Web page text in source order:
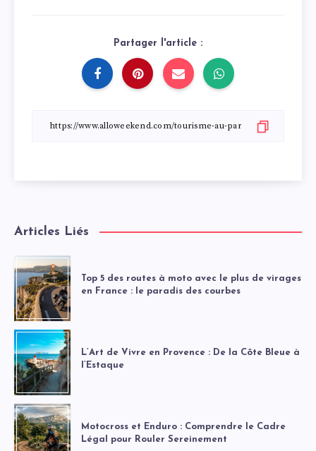
Partager l'article :
Articles Liés
Top 5 des routes à moto avec le plus de virages
en France : le paradis des courbes
L’Art de Vivre en Provence : De la Côte Bleue à
l’Estaque
Motocross et Enduro : Comprendre le Cadre
Légal pour Rouler Sereinement